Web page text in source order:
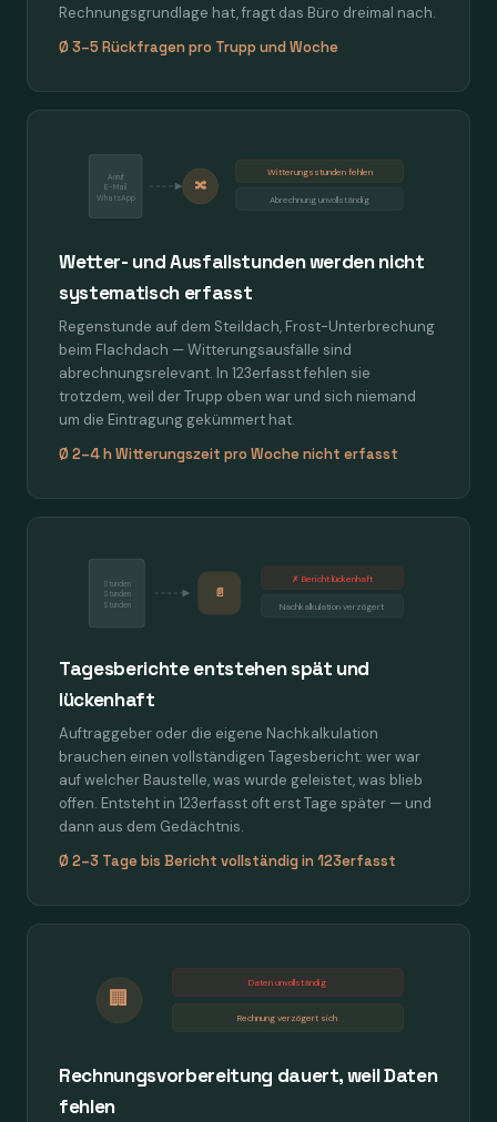
Rechnungsgrundlage hat, fragt das Büro dreimal nach.
Ø 3–5 Rückfragen pro Trupp und Woche
Anruf
E-Mail
WhatsApp
🔀
Witterungsstunden fehlen
Abrechnung unvollständig
Wetter- und Ausfallstunden werden nicht
systematisch erfasst
Regenstunde auf dem Steildach, Frost-Unterbrechung
beim Flachdach — Witterungsausfälle sind
abrechnungsrelevant. In 123erfasst fehlen sie
trotzdem, weil der Trupp oben war und sich niemand
um die Eintragung gekümmert hat.
Ø 2–4 h Witterungszeit pro Woche nicht erfasst
Stunden
Stunden
Stunden
📄
✗ Bericht lückenhaft
Nachkalkulation verzögert
Tagesberichte entstehen spät und
lückenhaft
Auftraggeber oder die eigene Nachkalkulation
brauchen einen vollständigen Tagesbericht: wer war
auf welcher Baustelle, was wurde geleistet, was blieb
offen. Entsteht in 123erfasst oft erst Tage später — und
dann aus dem Gedächtnis.
Ø 2–3 Tage bis Bericht vollständig in 123erfasst
🏢
Daten unvollständig
Rechnung verzögert sich
Rechnungsvorbereitung dauert, weil Daten
fehlen